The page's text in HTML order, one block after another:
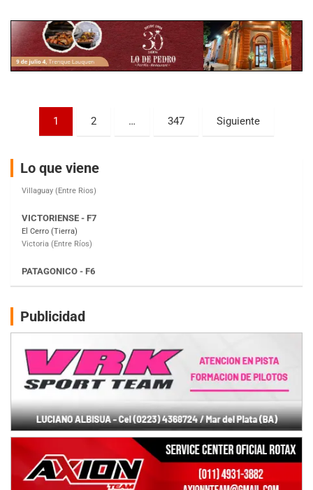
Paginación
entradas
1 2 … 347 Siguiente
Lo que viene
KDO - F6
Ciudad de Trenque Lauquen (Asfalto)
Trenque Lauquen (Buenos Aires)
Villaguay (Entre Ríos)
El Cerro (Tierra)
Victoria (Entre Ríos)
Moto Club Reginense (Tierra)
Gral. E. Godoy (Río Negro)
Juventud Unida (Tierra)
Humboldt (Santa Fe)
NORESTE SANTAFESINO - F6
SUR SANTAFESINO - F4
José Samuel Sánchez (Tierra)
Rufino (Santa Fe)
TUCUMANO - F5
Juan Navarro (Asfalto)
COBERTURA ESPECIAL DE E-KART.COM.AR
08/09-AGO
Publicidad